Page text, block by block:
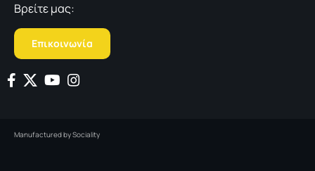
Βρείτε μας:
Επικοινωνία
Manufactured bySociality